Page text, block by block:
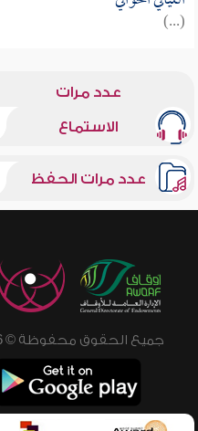
(...)
عدد مرات
الاستماع
عدد مرات الحفظ
جميع الحقوق محفوظة © 2026 - 1998 لشبكة إسلام ويب